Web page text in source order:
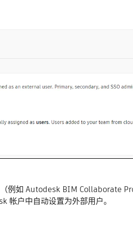
例如 Autodesk BIM Collaborate
帐户中自动设置为外部用户。